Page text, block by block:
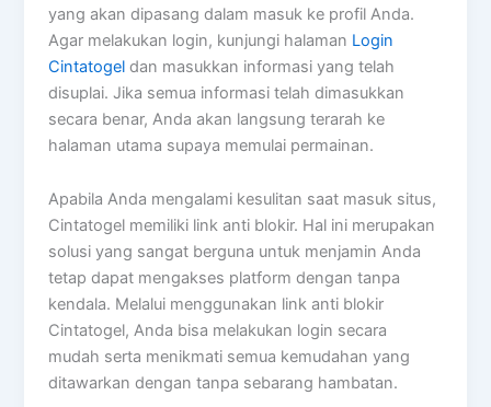
yang akan dipasang dalam masuk ke profil Anda.
Agar melakukan login, kunjungi halaman Login
Cintatogel dan masukkan informasi yang telah
disuplai. Jika semua informasi telah dimasukkan
secara benar, Anda akan langsung terarah ke
halaman utama supaya memulai permainan.
Apabila Anda mengalami kesulitan saat masuk situs,
Cintatogel memiliki link anti blokir. Hal ini merupakan
solusi yang sangat berguna untuk menjamin Anda
tetap dapat mengakses platform dengan tanpa
kendala. Melalui menggunakan link anti blokir
Cintatogel, Anda bisa melakukan login secara
mudah serta menikmati semua kemudahan yang
ditawarkan dengan tanpa sebarang hambatan.